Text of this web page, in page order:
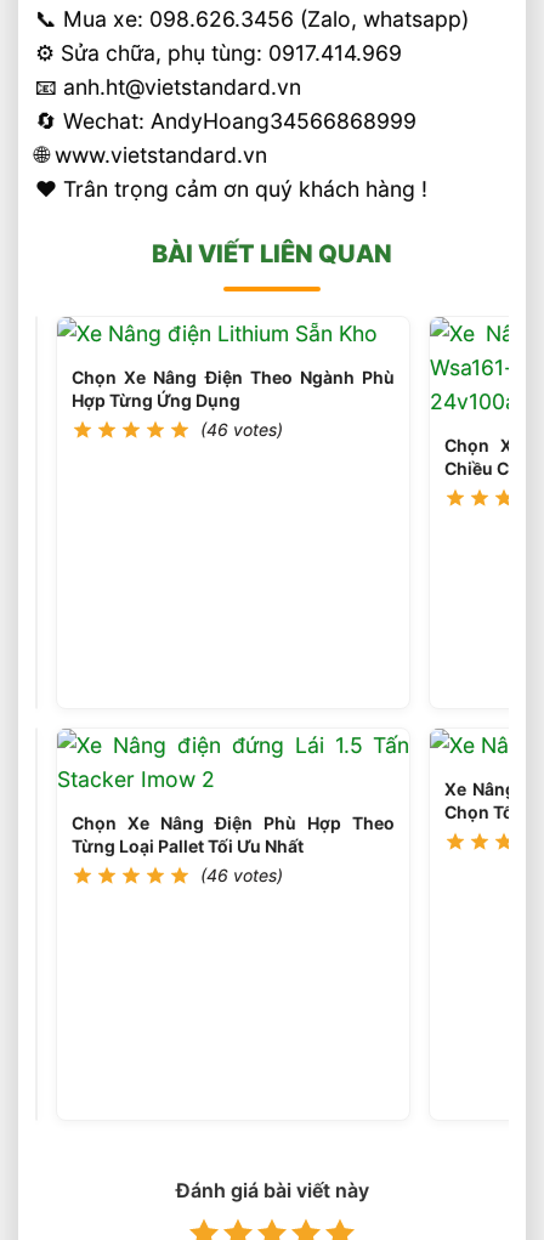
📞 Mua xe: 098.626.3456 (Zalo, whatsapp)
⚙️ Sửa chữa, phụ tùng: 0917.414.969
📧 anh.ht@vietstandard.vn
🔄 Wechat: AndyHoang34566868999
🌐 www.vietstandard.vn
❤️ Trân trọng cảm ơn quý khách hàng !
BÀI VIẾT LIÊN QUAN
Điện
Theo
Môi
Làm
Việc
Phù
Chọn Xe Nâng Điện Theo Ngành Phù
Hợp Từng Ứng Dụng
(46 votes)
Chọn Xe Nâng Điện Phù Hợp Theo
Từng Loại Pallet Tối Ưu Nhất
(46 votes)
Chọn Xe
Chiều Cao
Xe Nâng
Chọn Tối
Đánh giá bài viết này